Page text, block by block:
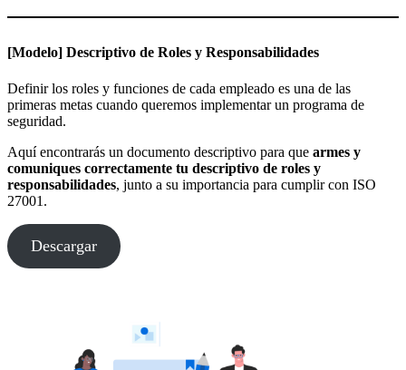
[Modelo] Descriptivo de Roles y Responsabilidades
Definir los roles y funciones de cada empleado es una de las
primeras metas cuando queremos implementar un programa de
seguridad.
Aquí encontrarás un documento descriptivo para que armes y
comuniques correctamente tu descriptivo de roles y
responsabilidades, junto a su importancia para cumplir con ISO
27001.
Descargar